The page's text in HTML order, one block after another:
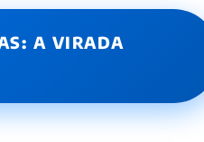
A VIRADA